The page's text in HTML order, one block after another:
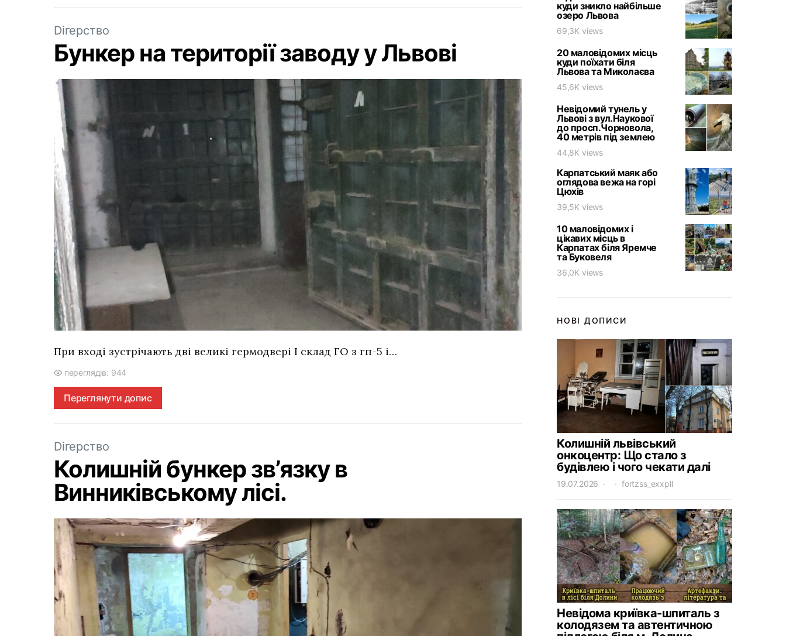
Dігерство
Бункер на території заводу у Львові
При вході зустрічають дві великі гермодвері І склад ГО з гп-5 і…
переглядів: 944
Переглянути допис
Dігерство
Колишній бункер зв’язку в
Винниківському лісі.
куди зникло найбільше
озеро Львова
69,3K views
20 маловідомих місць
куди поїхати біля
Львова та Миколаєва
45,6K views
Невідомий тунель у
Львові з вул.Наукової
до просп.Чорновола,
40 метрів під землею
44,8K views
Карпатський маяк або
оглядова вежа на горі
Цюхів
39,5K views
10 маловідомих і
цікавих місць в
Карпатах біля Яремче
та Буковеля
36,0K views
НОВІ ДОПИСИ
Колишній львівський
онкоцентр: Що стало з
будівлею і чого чекати далі
19.07.2026 fortzss_exxpll
Невідома криївка-шпиталь з
колодязем та автентичною